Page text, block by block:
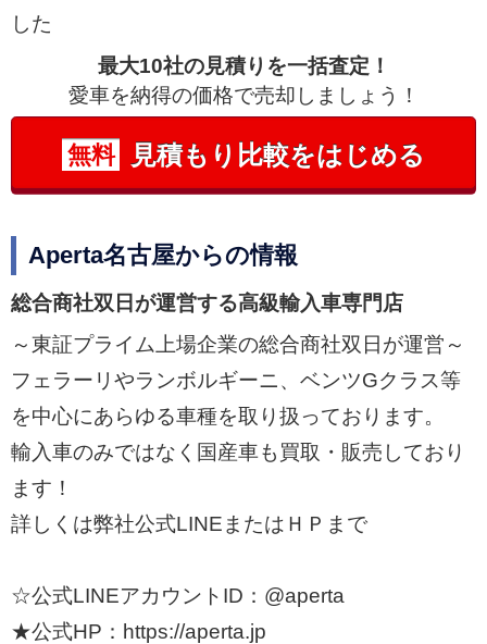
した
最大10社の見積りを一括査定！
愛車を納得の価格で売却しましょう！
無料 見積もり比較をはじめる
Aperta名古屋からの情報
総合商社双日が運営する高級輸入車専門店
～東証プライム上場企業の総合商社双日が運営～
フェラーリやランボルギーニ、ベンツGクラス等
を中心にあらゆる車種を取り扱っております。
輸入車のみではなく国産車も買取・販売しており
ます！
詳しくは弊社公式LINEまたはＨＰまで
☆公式LINEアカウントID：@aperta
★公式HP：https://aperta.jp